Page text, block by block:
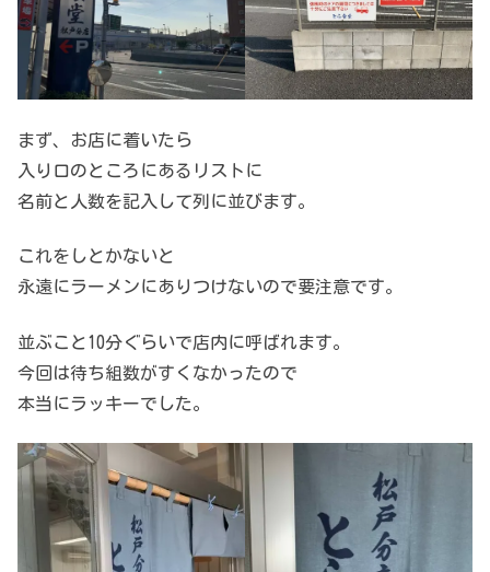
まず、お店に着いたら
入り口のところにあるリストに
名前と人数を記入して列に並びます。
これをしとかないと
永遠にラーメンにありつけないので要注意です。
並ぶこと10分ぐらいで店内に呼ばれます。
今回は待ち組数がすくなかったので
本当にラッキーでした。